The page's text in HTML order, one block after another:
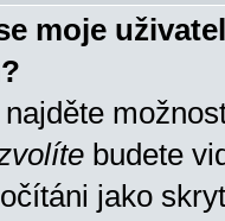
moje
budete
jako